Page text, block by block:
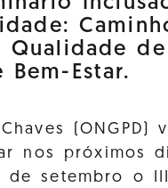
Qualidade de
Bem-Estar.
(ONGPD)
nos próximos
de setembro o III